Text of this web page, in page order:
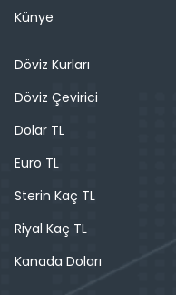
Künye
Döviz Kurları
Döviz Çevirici
Dolar TL
Euro TL
Sterin Kaç TL
Riyal Kaç TL
Kanada Doları